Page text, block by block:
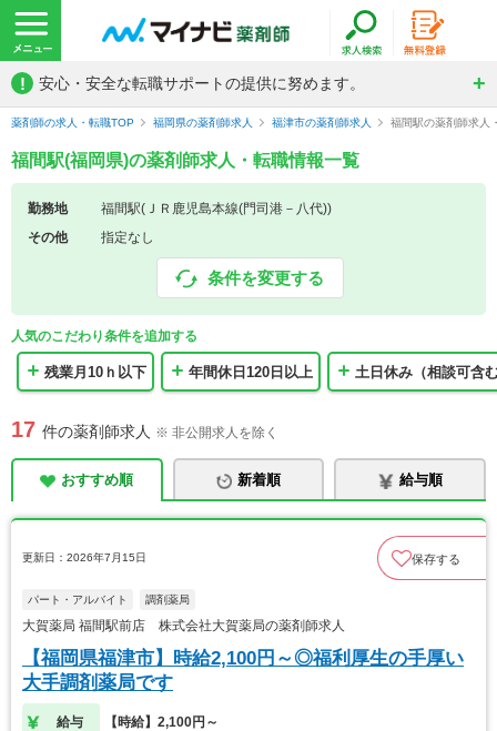
! 安心・安全な転職サポートの提供に努めます。
薬剤師の求人・転職TOP 福岡県の薬剤師求人 福津市の薬剤師求人 福間駅の薬剤師求人
福間駅(福岡県)の薬剤師求人・転職情報一覧
勤務地
福間駅(ＪＲ鹿児島本線(門司港－八代))
その他
指定なし
条件を変更する
人気のこだわり条件を追加する
残業月10ｈ以下 年間休日120日以上 土日休み（相談可含
17 件の薬剤師求人 ※ 非公開求人を除く
おすすめ順 新着順 給与順
更新日：2026年7月15日 保存する
パート・アルバイト 調剤薬局
大賀薬局 福間駅前店 株式会社大賀薬局の薬剤師求人
【福岡県福津市】時給2,100円～◎福利厚生の手厚い
大手調剤薬局です
給与 【時給】2,100円～